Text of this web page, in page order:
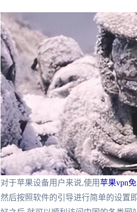
对于苹果设备用户来说,使用苹果vpn
然后按照软件的引导进行简单的设置